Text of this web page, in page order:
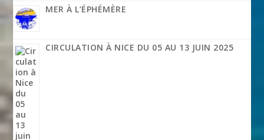
MER À L’ÉPHÉMÈRE
CIRCULATION À NICE DU 05 AU 13 JUIN 2025